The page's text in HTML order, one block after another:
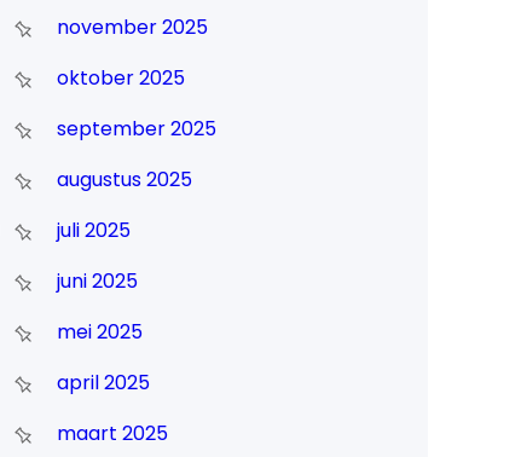
november 2025
oktober 2025
september 2025
augustus 2025
juli 2025
juni 2025
mei 2025
april 2025
maart 2025